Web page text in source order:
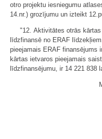
otro projektu iesniegumu
14.nr.) grozījumu un izteikt
"12. Aktivitātes otrās
līdzfinansē no ERAF
pieejamais ERAF finansējums
kārtas ietvaros pieejamais
līdzfinansējumu, ir 14 221 838